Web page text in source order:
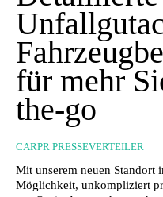
für mehr
the-go
CARPR PRESSEVERTEILER
Mit unserem neuen Standort
Möglichkeit, unkompliziert